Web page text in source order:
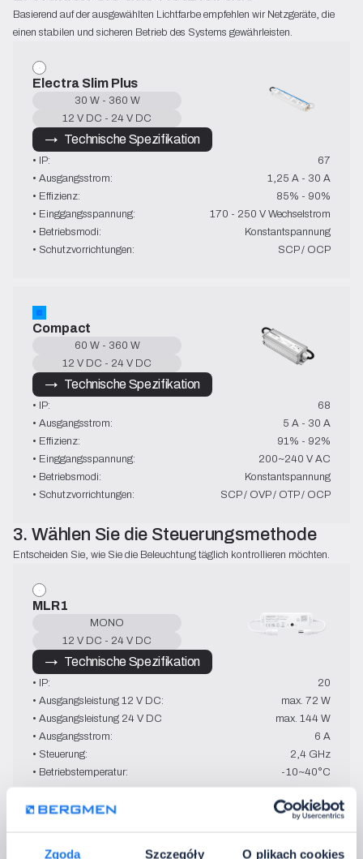
Zgoda Szczegóły O plikach cookies
Basierend auf der ausgewählten Lichtfarbe empfehlen wir Netzgeräte, die
einen stabilen und sicheren Betrieb des Systems gewährleisten.
Electra Slim Plus
30 W - 360 W
12 V DC - 24 V DC
→   Technische Spezifikation
• IP:
67
• Ausgangsstrom:
1,25 A - 30 A
• Effizienz:
85% - 90%
• Einggangsspannung:
170 - 250 V Wechselstrom
• Betriebsmodi:
Konstantspannung
• Schutzvorrichtungen:
SCP / OCP
Compact
60 W - 360 W
12 V DC - 24 V DC
→   Technische Spezifikation
• IP:
68
• Ausgangsstrom:
5 A - 30 A
• Effizienz:
91% - 92%
• Einggangsspannung:
200~240 V AC
• Betriebsmodi:
Konstantspannung
• Schutzvorrichtungen:
SCP / OVP / OTP / OCP
3. Wählen Sie die Steuerungsmethode
Entscheiden Sie, wie Sie die Beleuchtung täglich kontrollieren möchten.
MLR1
MONO
12 V DC - 24 V DC
→   Technische Spezifikation
• IP:
20
• Ausgangsleistung 12 V DC:
max. 72 W
• Ausgangsleistung 24 V DC
max. 144 W
• Ausgangsstrom:
6 A
• Steuerung:
2,4 GHz
• Betriebstemperatur:
-10~40°C
Contra HP 3